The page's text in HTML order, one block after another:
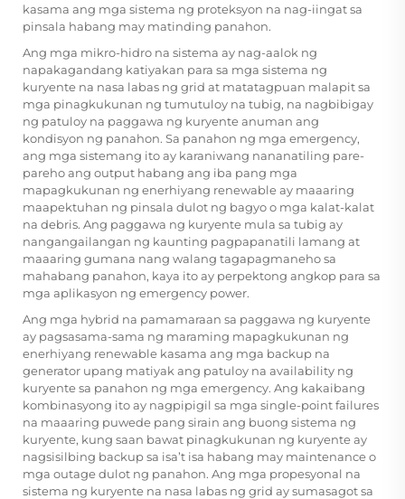
kasama ang mga sistema ng proteksyon na nag-iingat sa
pinsala habang may matinding panahon.
Ang mga mikro-hidro na sistema ay nag-aalok ng
napakagandang katiyakan para sa mga sistema ng
kuryente na nasa labas ng grid at matatagpuan malapit sa
mga pinagkukunan ng tumutuloy na tubig, na nagbibigay
ng patuloy na paggawa ng kuryente anuman ang
kondisyon ng panahon. Sa panahon ng mga emergency,
ang mga sistemang ito ay karaniwang nananatiling pare-
pareho ang output habang ang iba pang mga
mapagkukunan ng enerhiyang renewable ay maaaring
maapektuhan ng pinsala dulot ng bagyo o mga kalat-kalat
na debris. Ang paggawa ng kuryente mula sa tubig ay
nangangailangan ng kaunting pagpapanatili lamang at
maaaring gumana nang walang tagapagmaneho sa
mahabang panahon, kaya ito ay perpektong angkop para sa
mga aplikasyon ng emergency power.
Ang mga hybrid na pamamaraan sa paggawa ng kuryente
ay pagsasama-sama ng maraming mapagkukunan ng
enerhiyang renewable kasama ang mga backup na
generator upang matiyak ang patuloy na availability ng
kuryente sa panahon ng mga emergency. Ang kakaibang
kombinasyong ito ay nagpipigil sa mga single-point failures
na maaaring puwede pang sirain ang buong sistema ng
kuryente, kung saan bawat pinagkukunan ng kuryente ay
nagsisilbing backup sa isa’t isa habang may maintenance o
mga outage dulot ng panahon. Ang mga propesyonal na
sistema ng kuryente na nasa labas ng grid ay sumasagot sa